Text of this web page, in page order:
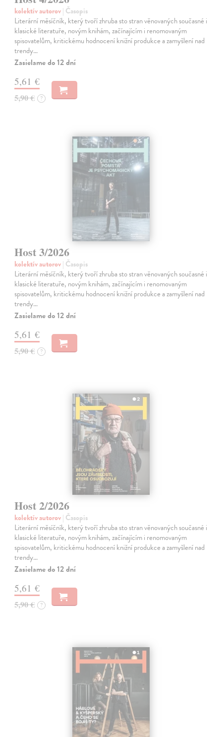
kolektív autorov| Časopis
Literární měsíčník, který tvoří zhruba sto stran věnovaných současné i
klasické literatuře, novým knihám, začínajícím i renomovaným
spisovatelům, kritickému hodnocení knižní produkce a zamyšlení nad
trendy…
Zasielame do 12 dní
5,61 €
5,90 € ?
Host 3/2026
kolektív autorov| Časopis
Literární měsíčník, který tvoří zhruba sto stran věnovaných současné i
klasické literatuře, novým knihám, začínajícím i renomovaným
spisovatelům, kritickému hodnocení knižní produkce a zamyšlení nad
trendy…
Zasielame do 12 dní
5,61 €
5,90 € ?
Host 2/2026
kolektív autorov| Časopis
Literární měsíčník, který tvoří zhruba sto stran věnovaných současné i
klasické literatuře, novým knihám, začínajícím i renomovaným
spisovatelům, kritickému hodnocení knižní produkce a zamyšlení nad
trendy…
Zasielame do 12 dní
5,61 €
5,90 € ?